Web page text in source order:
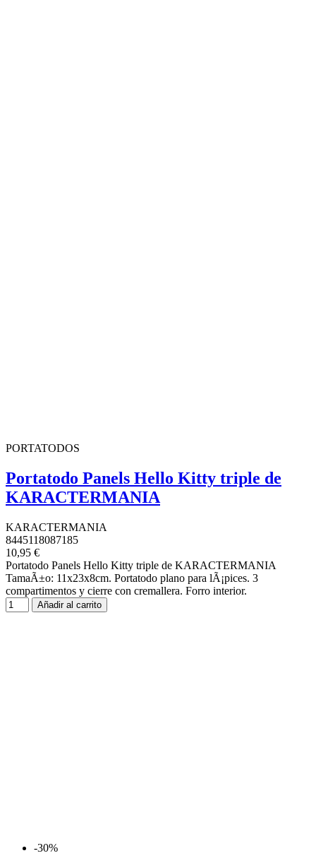
PORTATODOS
Portatodo Panels Hello Kitty triple de
KARACTERMANIA
KARACTERMANIA
8445118087185
10,95 €
Portatodo Panels Hello Kitty triple de KARACTERMANIA
TamaÃ±o: 11x23x8cm. Portatodo plano para lÃ¡pices. 3
compartimentos y cierre con cremallera. Forro interior.
Añadir al carrito
-30%